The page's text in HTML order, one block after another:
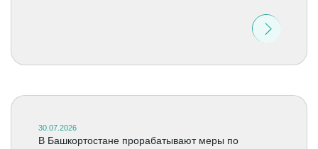
30.07.2026
В Башкортостане прорабатывают меры по